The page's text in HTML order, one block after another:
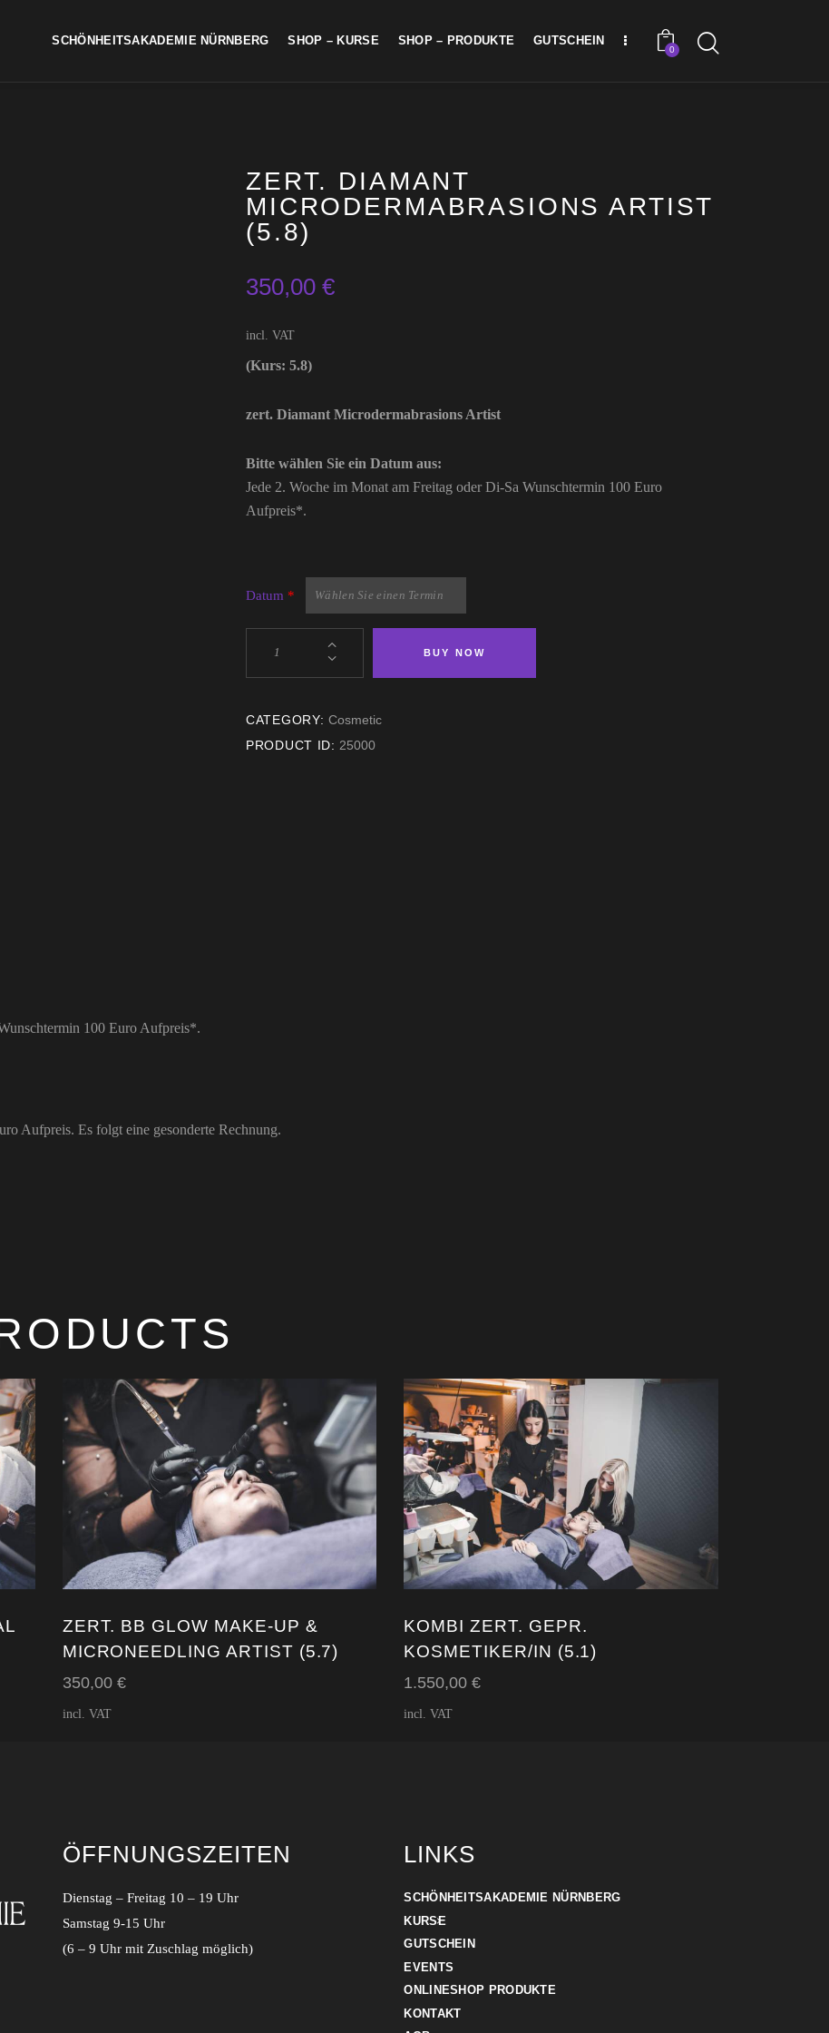
SCHÖNHEITSAKADEMIE NÜRNBERG SHOP – KURSE SHOP – PRODUKTE GUTSCHEIN
0
ZERT. DIAMANT
MICRODERMABRASIONS ARTIST
(5.8)
350,00 €
incl. VAT
(Kurs: 5.8)
zert. Diamant Microdermabrasions Artist
Bitte wählen Sie ein Datum aus:
Jede 2. Woche im Monat am Freitag oder Di-Sa Wunschtermin 100 Euro
Aufpreis*.
Datum *
BUY NOW
CATEGORY: Cosmetic
PRODUCT ID: 25000
100 Euro Aufpreis*.
Aufpreis. Es folgt eine gesonderte Rechnung.
ZERT. BB GLOW MAKE-UP &
MICRONEEDLING ARTIST (5.7)
350,00 €
incl. VAT
KOMBI ZERT. GEPR.
KOSMETIKER/IN (5.1)
1.550,00€
incl. VAT
ÖFFNUNGSZEITEN
Dienstag – Freitag 10 – 19 Uhr
Samstag 9-15 Uhr
(6 – 9 Uhr mit Zuschlag möglich)
LINKS
SCHÖNHEITSAKADEMIE NÜRNBERG
KURSE
GUTSCHEIN
EVENTS
ONLINESHOP PRODUKTE
KONTAKT